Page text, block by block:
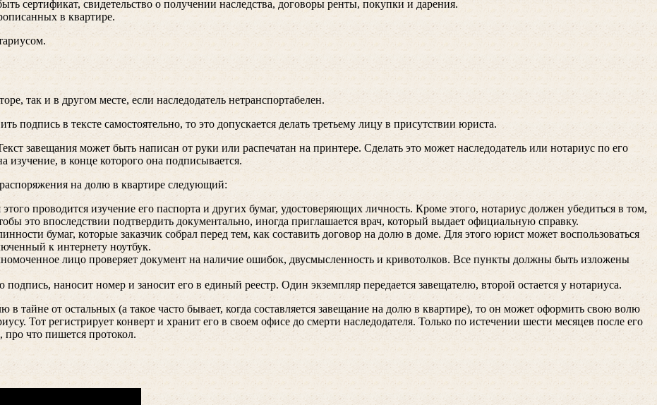
сертификат, свидетельство о получении наследства, договоры ренты, покупки и дарения.
в квартире.
так и в другом месте, если наследодатель нетранспортабелен.
подпись в тексте самостоятельно, то это допускается делать третьему лицу в присутствии юриста.
завещания может быть написан от руки или распечатан на принтере. Сделать это может наследодатель или нотариус по его
изучение, в конце которого она подписывается.
на долю в квартире следующий:
проводится изучение его паспорта и других бумаг, удостоверяющих личность. Кроме этого, нотариус должен убедиться в том,
это впоследствии подтвердить документально, иногда приглашается врач, который выдает официальную справку.
бумаг, которые заказчик собрал перед тем, как составить договор на долю в доме. Для этого юрист может воспользоваться
к интернету ноутбук.
лицо проверяет документ на наличие ошибок, двусмысленность и кривотолков. Все пункты должны быть изложены
наносит номер и заносит его в единый реестр. Один экземпляр передается завещателю, второй остается у нотариуса.
в тайне от остальных (а такое часто бывает, когда составляется завещание на долю в квартире), то он может оформить свою волю
Тот регистрирует конверт и хранит его в своем офисе до смерти наследодателя. Только по истечении шести месяцев после его
про что пишется протокол.